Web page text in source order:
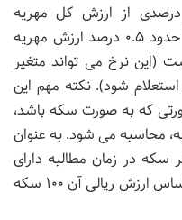
از ارزش کل مهریه
محاسبه می شود. این درصد معمولاً حدود ۰.۵ درصد ارزش مهریه
(این نرخ می تواند متغیر
شود). نکته مهم این
که به صورت سکه باشد،
محاسبه می شود. به عنوان
باشد و هر سکه در زمان مطالبه دارای
قیمت مشخصی باشد، حق ثبت بر اساس ارزش ریالی آن ۱۰۰ سکه